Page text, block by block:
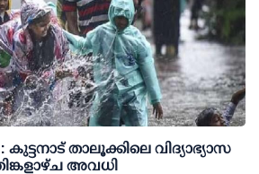
കുട്ടനാട് താലൂക്കിലെ വിദ്യാഭ്യാസ
അവധി